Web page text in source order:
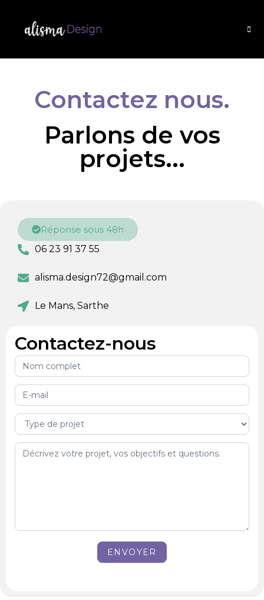
Contactez nous.
Parlons de vos
projets...
Réponse sous 48h
06 23 91 37 55
alisma.design72@gmail.com
Le Mans, Sarthe
Contactez-nous
Audit
gratuit
ENVOYER